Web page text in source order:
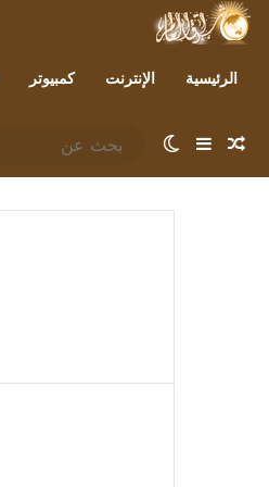
الرئيسية الإنترنت كمبيوتر
مقال عشوائي
إضافة عمود جانبي
الوضع المظلم